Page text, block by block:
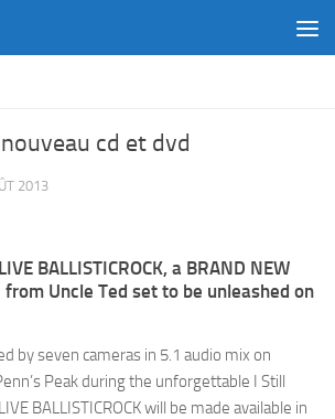
cd et dvd
2013
BALLISTICROCK, a BRAND NEW
from Uncle Ted set to be unleashed on
by seven cameras in 5.1 audio mix on
Peak during the unforgettable I Still
BALLISTICROCK will be made available in